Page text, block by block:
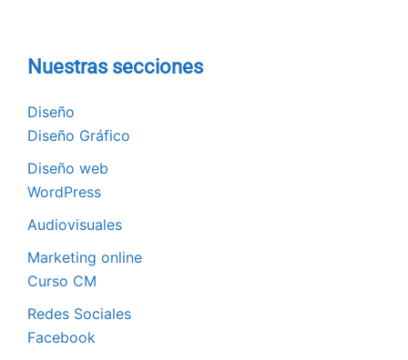
Nuestras secciones
Diseño
Diseño Gráfico
Diseño web
WordPress
Audiovisuales
Marketing online
Curso CM
Redes Sociales
Facebook